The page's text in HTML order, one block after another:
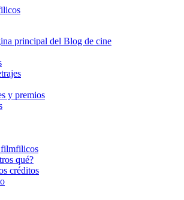
y premios
filmfilicos
qué?
créditos